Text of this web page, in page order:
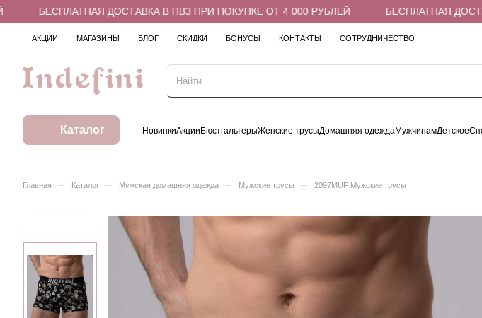
БЕСПЛАТНАЯ ДОСТАВКА В ПВЗ ПРИ ПОКУПКЕ ОТ 4 000 РУБЛЕЙ БЕСПЛАТНАЯ
АКЦИИ МАГАЗИНЫ БЛОГ СКИДКИ БОНУСЫ КОНТАКТЫ СОТРУДНИЧЕСТВО
Каталог НовинкиАкцииБюстгальтерыЖенские трусыДомашняя одеждаМужчинамДетское
Главная – Каталог – Мужская домашняя одежда – Мужские трусы – 2097MUF Мужские трусы